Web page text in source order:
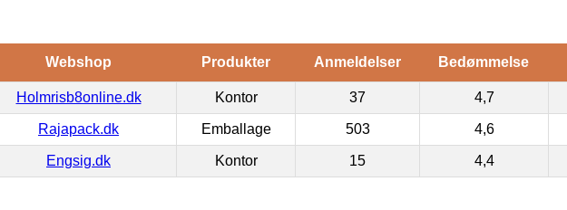
Webshop Produkter Anmeldelser Bedømmelse
Holmrisb8online.dk Kontor 37 4,7
Rajapack.dk Emballage 503 4,6
Engsig.dk Kontor 15 4,4